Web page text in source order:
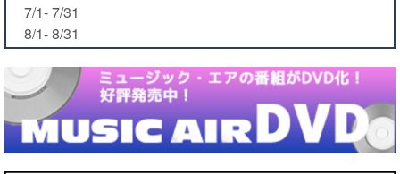
7/1- 7/31
8/1- 8/31